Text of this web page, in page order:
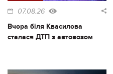
07.08.26
Вчора біля Квасилова
сталася ДТП з автовозом